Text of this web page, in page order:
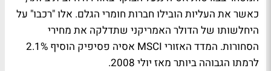
כאשר את העליות הובילו חברות חומרי הגלם. אלו "רכבו" על
היחלשותו של הדולר האמריקני שתדלקה את מחירי
הסחורות. המדד האזורי MSCI אסיה פסיפיק הוסיף 2.1%
לרמתו הגבוהה ביותר מאז יולי 2008.